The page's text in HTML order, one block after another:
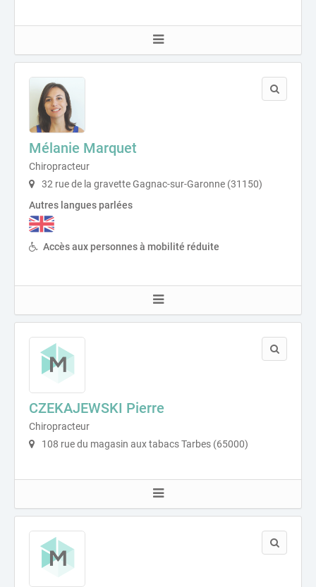
Mélanie Marquet
Chiropracteur
32 rue de la gravette Gagnac-sur-Garonne (31150)
Autres langues parlées
Accès aux personnes à mobilité réduite
CZEKAJEWSKI Pierre
Chiropracteur
108 rue du magasin aux tabacs Tarbes (65000)